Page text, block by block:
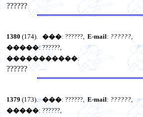
??????
1380 (174). ���: ??????, E-mail: ??????,
�����: ??????,
�����������:
??????
1379 (173).���: ??????,E-mail: ??????,
�����: ??????,